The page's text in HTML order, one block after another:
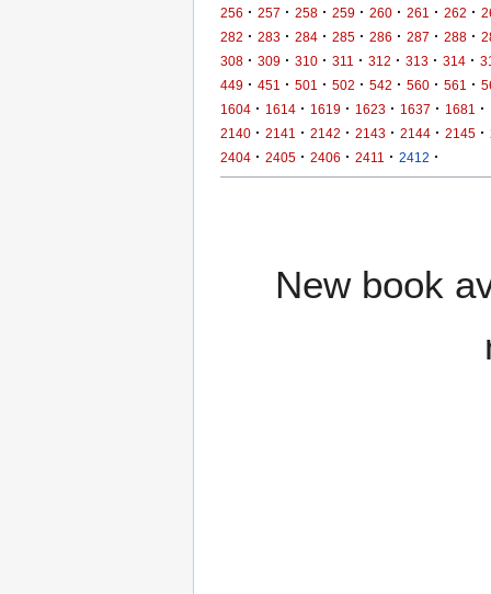
256 · 257 · 258 · 259 · 260 · 261 · 262 ·
282 · 283 · 284 · 285 · 286 · 287 · 288 ·
308 · 309 · 310 · 311 · 312 · 313 · 314 ·
449 · 451 · 501 · 502 · 542 · 560 · 561 ·
1604 · 1614 · 1619 · 1623 · 1637 · 1681 ·
2140 · 2141 · 2142 · 2143 · 2144 · 2145 ·
2404 · 2405 · 2406 · 2411 · 2412 ·
New book